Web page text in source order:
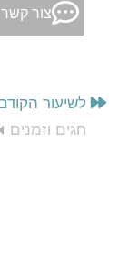
צור קשר
לשיעור
חגים וזמנים